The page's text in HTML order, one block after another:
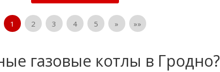
1 2 3 4 5 » »»
газовые котлы в Гродно?